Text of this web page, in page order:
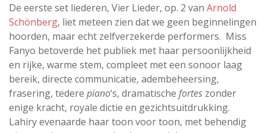
De eerste set liederen, Vier Lieder, op. 2 van Arnold
Schönberg, liet meteen zien dat we geen beginnelingen
hoorden, maar echt zelfverzekerde performers. Miss
Fanyo betoverde het publiek met haar persoonlijkheid
en rijke, warme stem, compleet met een sonoor laag
bereik, directe communicatie, adembeheersing,
frasering, tedere piano‘s, dramatische fortes zonder
enige kracht, royale dictie en gezichtsuitdrukking.
Lahiry evenaarde haar toon voor toon, met behendig